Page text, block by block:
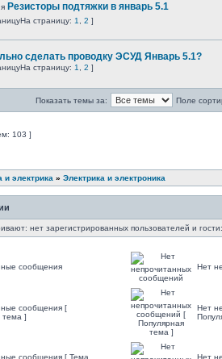
Резисторы подтяжки в январь 5.1
На страницу: 1 2 ]
сделать проводку ЭСУД Январь 5.1?
На страницу: 1 2 ]
Показать темы за: Поле
103 ]
и электрика » Электрика и электроника
нет зарегистрированных пользователей и
сообщения Нет
сообщения [
тема ]
Нет
сообщения [ Тема Нет